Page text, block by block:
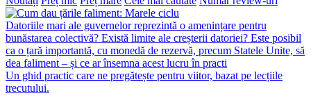
Datoriile mari ale guvernelor reprezintă o amenințare pentru
bunăstarea colectivă? Există limite ale creșterii datoriei? Este posibil
ca o țară importantă, cu monedă de rezervă, precum Statele Unite, să
dea faliment – și ce ar însemna acest lucru în practi
Un ghid practic care ne pregătește pentru viitor, bazat pe lecțiile
trecutului.